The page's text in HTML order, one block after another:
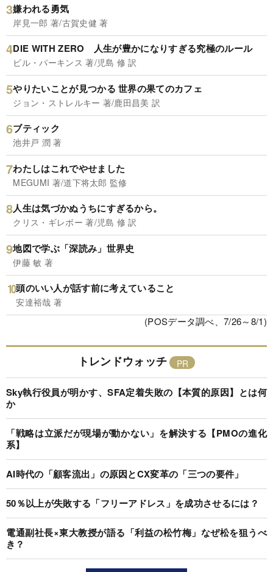
嫌われる勇気
岸見一郎 著/古賀史健 著
DIE WITH ZERO 人生が豊かになりすぎる究極のルール
ビル・パーキンス 著/児島 修 訳
やりたいことが見つかる 世界の果てのカフェ
ジョン・ストレルキー 著/鹿田昌美 訳
ブティック
池井戸 潤 著
わたしはこれでやせました
MEGUMI 著/道下将太郎 監修
人生は気づかぬうちにすぎるから。
クリス・ギレボー 著/児島 修 訳
地図で学ぶ「深読み」世界史
伊藤 敏 著
頭のいい人が話す前に考えていること
安達裕哉 著
(POSデータ調べ、7/26～8/1)
トレンドウォッチ
Sky執行役員が明かす、SFA定着失敗の【本質的原因】とは何
か
「戦略は立派だが現場が動かない」を解決する【PMOの進化
系】
AI時代の「顧客流出」の原因とCX変革の「三つの要件」
50％以上が失敗する「フリーアドレス」を成功させるには？
電通副社長×東大教授が語る「利益の松竹梅」なぜ松を狙うべ
き？